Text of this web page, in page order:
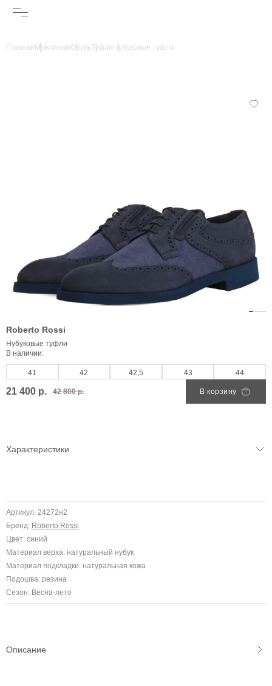
Главная МужчинамОбувьТуфли Нубуковые туфли
Roberto Rossi
Нубуковые туфли
В наличии:
41 42 42,5 43 44
21 400 р. 42 800 р. В корзину
Характеристики
Артикул: 24272н2
Бренд: Roberto Rossi
Цвет: синий
Материал верха: натуральный нубук
Материал подкладки: натуральная кожа
Подошва: резина
Сезон: Весна-лето
Описание